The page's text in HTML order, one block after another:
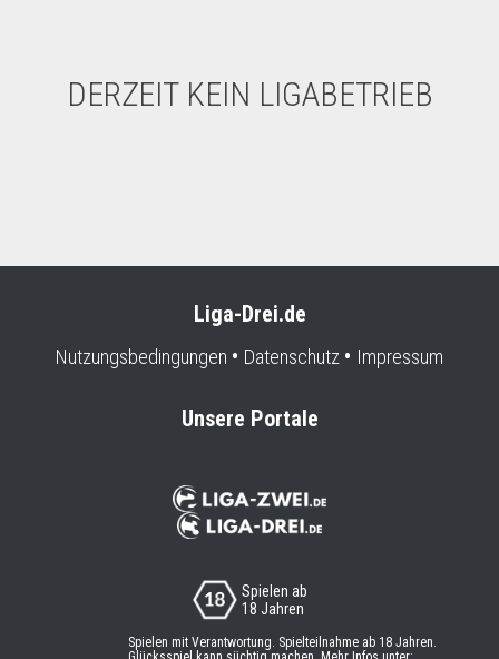
DERZEIT KEIN LIGABETRIEB
Liga-Drei.de
Nutzungsbedingungen Datenschutz Impressum
Unsere Portale
Spielen ab
18 Jahren
Spielen mit Verantwortung. Spielteilnahme ab 18 Jahren.